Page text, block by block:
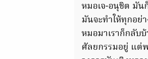
หมอเจ-อนุชิต มัน
มันจะทำให้ทุกอย่
หมอมาเราก็กลับ
ศัลยกรรมอยู่ แต่